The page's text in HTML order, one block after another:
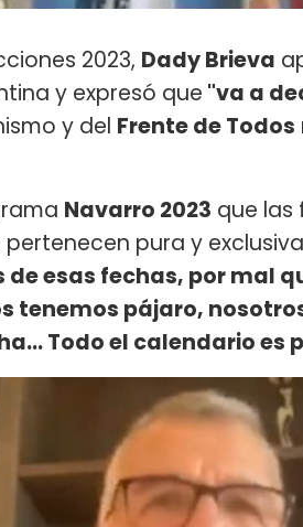
2023, Dady Brieva
y expresó que "va a
y del Frente de Todos
Navarro 2023 que las
pura y
esas fechas, por mal
tenemos pájaro,
Todo el calendario es